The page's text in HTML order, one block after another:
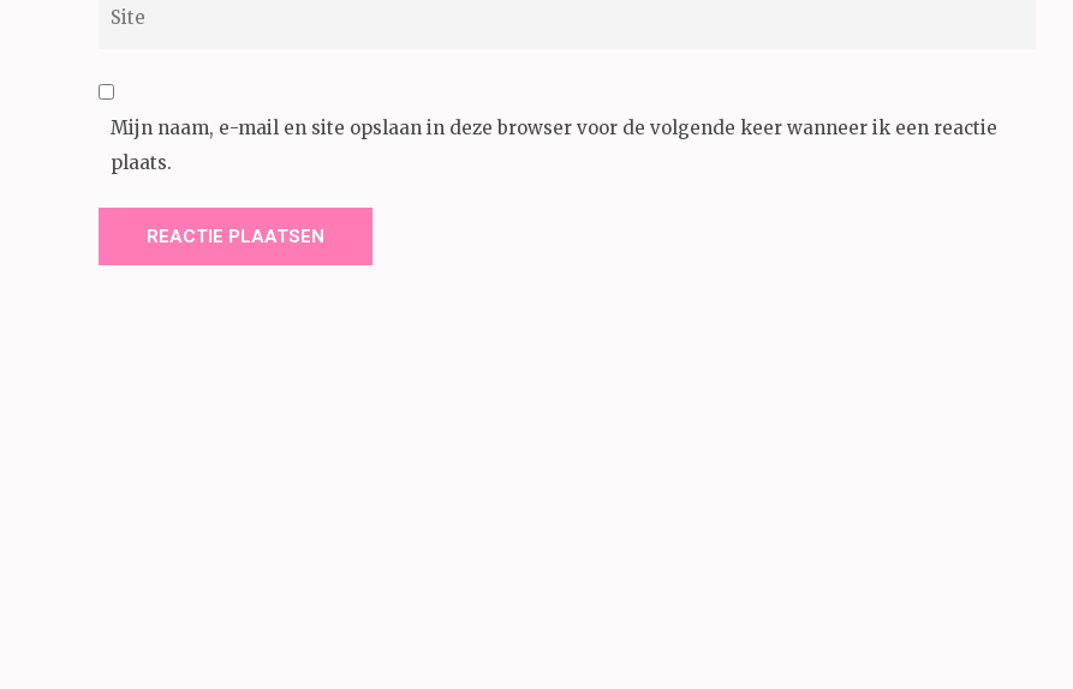
Mijn naam, e-mail en site opslaan in deze browser voor de volgende keer wanneer ik een reactie
plaats.